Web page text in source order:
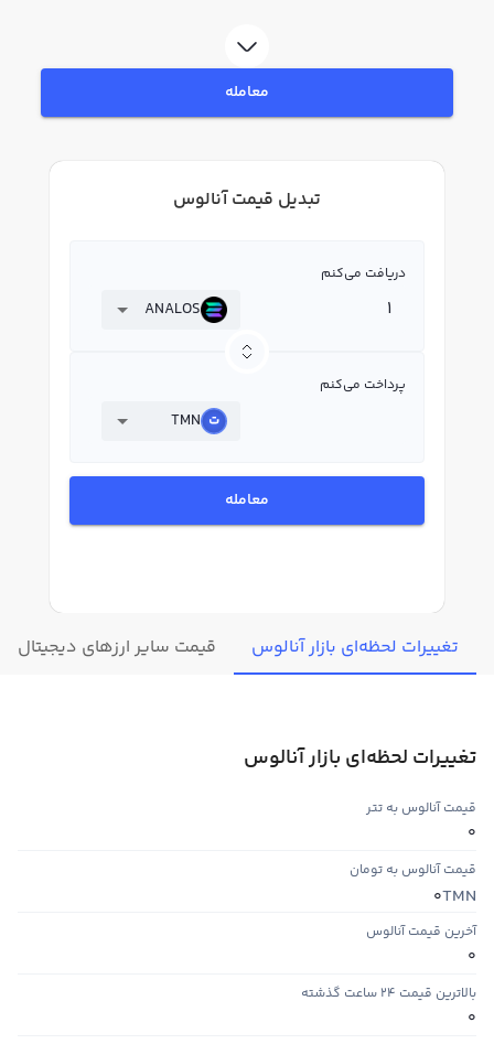
معامله
تبدیل قیمت آنالوس
دریافت می‌کنم
ANALOS
پرداخت می‌کنم
TMN
معامله
تغییرات لحظه‌ای بازار آنالوس قیمت سایر ارزهای دیجیتال
تغییرات لحظه‌ای بازار آنالوس
قیمت آنالوس به تتر
0
قیمت آنالوس به تومان
TMN
0
آخرین قیمت آنالوس
0
بالاترین قیمت ۲۴ ساعت گذشته
0